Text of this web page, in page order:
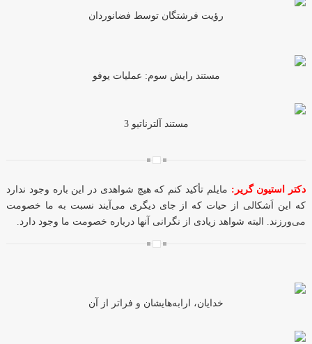
رؤیت فرشتگان توسط فضانوردان
مستند رایش سوم: عملیات یوفو
مستند آلترناتیو 3
دکتر استیون گریر: مایلم تأکید کنم که هیچ شواهدی در این باره وجود ندارد
که این اَشکالی از حیات که از جای دیگری می‌آیند نسبت به ما خصومت
می‌ورزند. البته شواهد زیادی از نگرانی آنها درباره خصومت ما وجود دارد.
خدایان، ارابه‌هایشان و فراتر از آن